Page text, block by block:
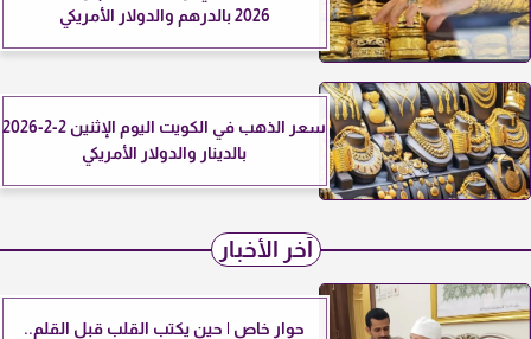
2026 بالدرهم والدولار الأمريكي
سعر الذهب في الكويت اليوم الإثنين 2-2-2026
بالدينار والدولار الأمريكي
آخر الأخبار
حوار خاص | حين يكتب القلب قبل القلم..